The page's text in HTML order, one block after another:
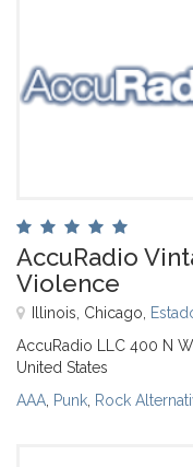
AccuRadio
Violence
Illinois, Chicago,
AccuRadio LLC 400 N
United States
AAA Punk Rock